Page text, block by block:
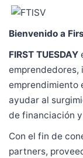
Bienvenido a
FIRST TUESDAY
emprendedores,
emprendimiento
ayudar al
de financiación
Con el fin de
partners,